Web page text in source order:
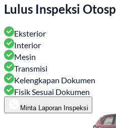
Lulus Inspeksi
Eksterior
Interior
Mesin
Transmisi
Kelengkapan Dokumen
Fisik Sesuai Dokumen
Minta Laporan Inspeksi